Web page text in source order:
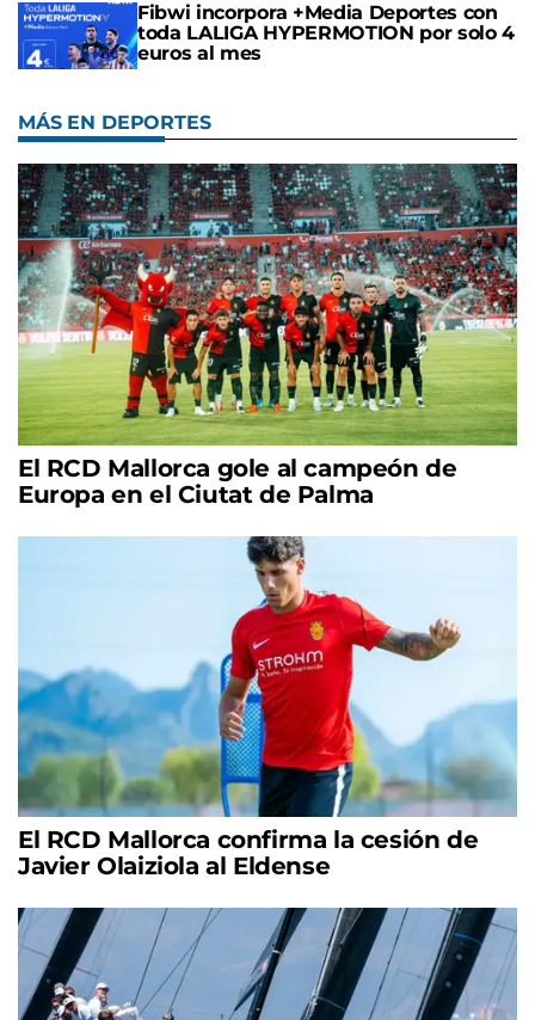
Fibwi incorpora +Media Deportes con
toda LALIGA HYPERMOTION por solo 4
euros al mes
MÁS EN DEPORTES
El RCD Mallorca gole al campeón de
Europa en el Ciutat de Palma
El RCD Mallorca confirma la cesión de
Javier Olaiziola al Eldense